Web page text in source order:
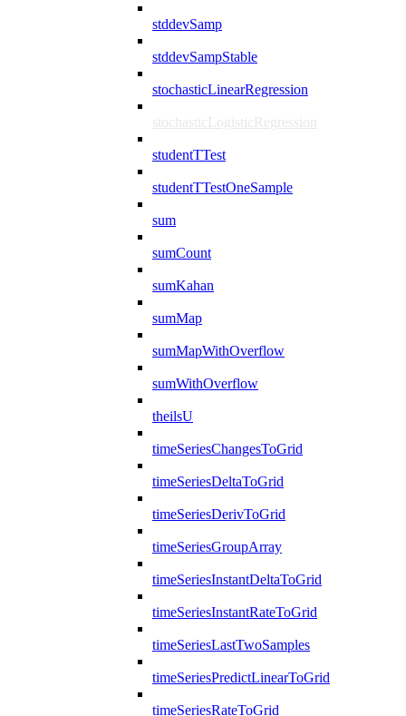
stddevSamp
stddevSampStable
stochasticLinearRegression
stochasticLogisticRegression
studentTTest
studentTTestOneSample
sum
sumCount
sumKahan
sumMap
sumMapWithOverflow
sumWithOverflow
theilsU
timeSeriesChangesToGrid
timeSeriesDeltaToGrid
timeSeriesDerivToGrid
timeSeriesGroupArray
timeSeriesInstantDeltaToGrid
timeSeriesInstantRateToGrid
timeSeriesLastTwoSamples
timeSeriesPredictLinearToGrid
timeSeriesRateToGrid